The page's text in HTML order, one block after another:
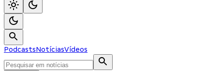
PodcastsNotíciasVídeos